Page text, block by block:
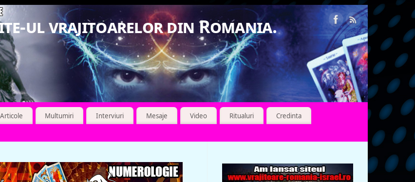
ul vrajitoarelor din Romania.
Articole Multumiri Interviuri Mesaje Video Ritualuri
Credinta